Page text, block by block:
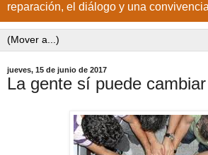
reparación, el diálogo y una
jueves, 15 de junio de 2017
La gente sí puede cambiar